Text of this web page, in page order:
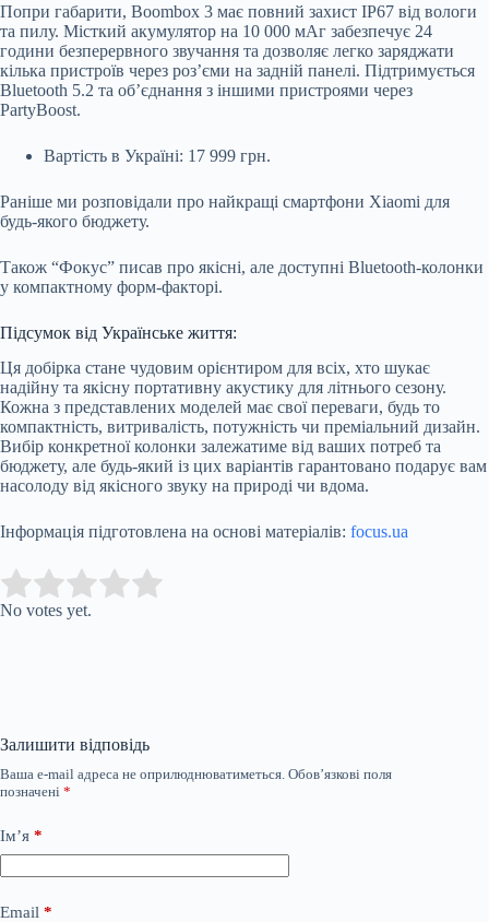
Попри габарити, Boombox 3 має повний захист IP67 від вологи
та пилу. Місткий акумулятор на 10 000 мАг забезпечує 24
години безперервного звучання та дозволяє легко заряджати
кілька пристроїв через роз’єми на задній панелі. Підтримується
Bluetooth 5.2 та об’єднання з іншими пристроями через
PartyBoost.
Вартість в Україні: 17 999 грн.
Раніше ми розповідали про найкращі смартфони Xiaomi для
будь-якого бюджету.
Також “Фокус” писав про якісні, але доступні Bluetooth-колонки
у компактному форм-факторі.
Підсумок від Українське життя:
Ця добірка стане чудовим орієнтиром для всіх, хто шукає
надійну та якісну портативну акустику для літнього сезону.
Кожна з представлених моделей має свої переваги, будь то
компактність, витривалість, потужність чи преміальний дизайн.
Вибір конкретної колонки залежатиме від ваших потреб та
бюджету, але будь-який із цих варіантів гарантовано подарує вам
насолоду від якісного звуку на природі чи вдома.
Інформація підготовлена на основі матеріалів: focus.ua
Rate this item:
No votes yet.
Залишити відповідь
Ваша e-mail адреса не оприлюднюватиметься. Обов’язкові поля
позначені *
Ім’я *
Email *